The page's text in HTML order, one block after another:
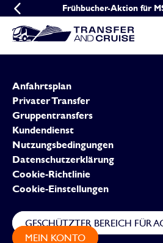
Gruppenangebot für
Frühbucher-Aktion für
Anfahrtsplan
Privater Transfer
Gruppentransfers
Kundendienst
Nutzungsbedingungen
Datenschutzerklärung
Cookie-Richtlinie
Cookie-Einstellungen
GESCHÜTZTER BEREICH FÜR
MEIN KONTO